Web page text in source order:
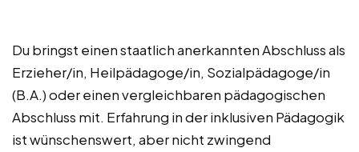
Du bringst einen staatlich anerkannten Abschluss als
Erzieher/in, Heilpädagoge/in, Sozialpädagoge/in
(B.A.) oder einen vergleichbaren pädagogischen
Abschluss mit. Erfahrung in der inklusiven Pädagogik
ist wünschenswert, aber nicht zwingend